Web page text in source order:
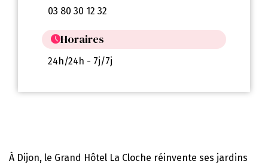
03 80 30 12 32
Horaires
24h/24h - 7j/7j
À Dijon, le Grand Hôtel La Cloche réinvente ses jardins